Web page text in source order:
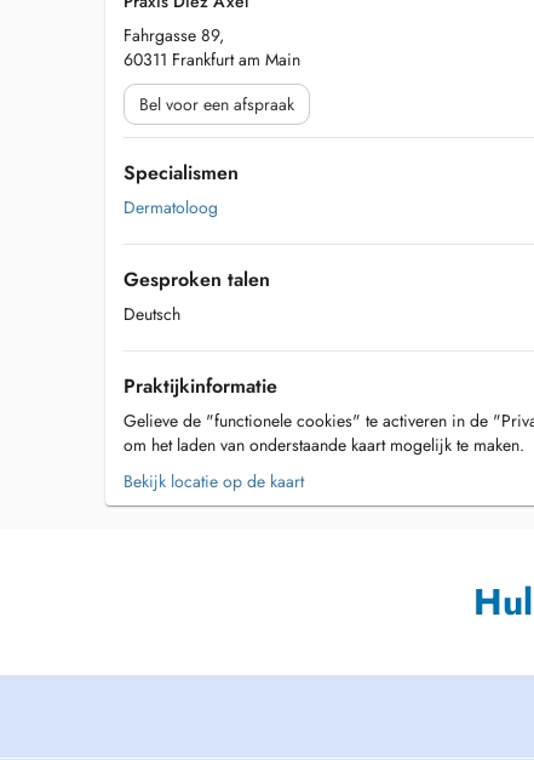
Fahrgasse 89,
60311 Frankfurt am Main
Bel voor een afspraak
Specialismen
Dermatoloog
Gesproken talen
Deutsch
Praktijkinformatie
Gelieve de "functionele cookies" te activeren in de
om het laden van onderstaande kaart mogelijk te maken.
Bekijk locatie op de kaart